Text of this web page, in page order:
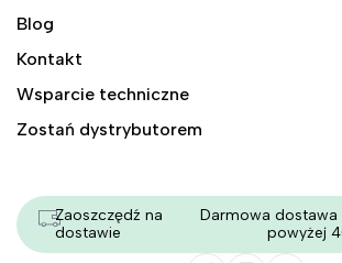
Blog
Kontakt
Wsparcie techniczne
Zostań dystrybutorem
Zaoszczędź na
dostawie
Darmowa dostawa
powyżej